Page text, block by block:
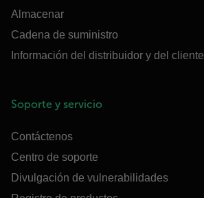
Almacenar
Cadena de suministro
Información del distribuidor y del cliente
Soporte y servicio
Contáctenos
Centro de soporte
Divulgación de vulnerabilidades